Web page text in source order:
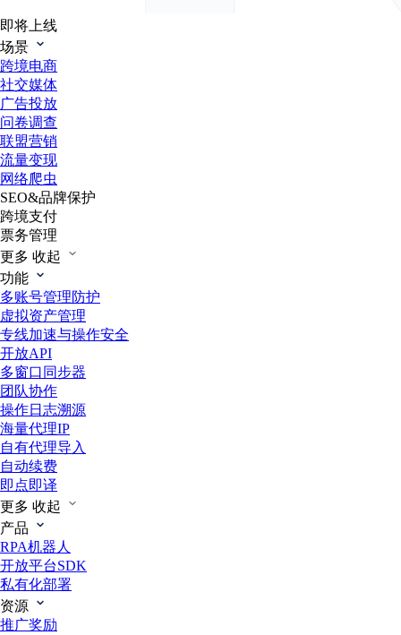
即将上线
场景
跨境电商
社交媒体
广告投放
问卷调查
联盟营销
流量变现
网络爬虫
SEO&品牌保护
跨境支付
票务管理
更多 收起
功能
多账号管理防护
虚拟资产管理
专线加速与操作安全
开放API
多窗口同步器
团队协作
操作日志溯源
海量代理IP
自有代理导入
自动续费
即点即译
更多 收起
产品
RPA机器人
开放平台SDK
私有化部署
资源
推广奖励